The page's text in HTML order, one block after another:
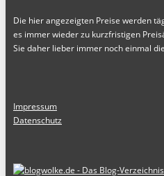
Die hier angezeigten Preise werden
es immer wieder zu kurzfristigen
Sie daher lieber immer noch einmal
Impressum
Datenschutz